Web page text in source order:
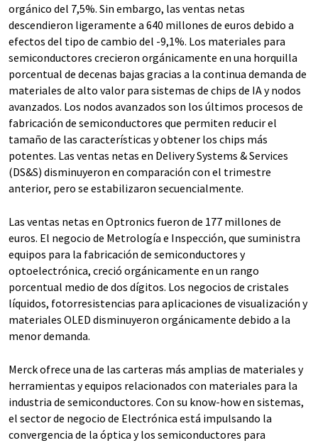
orgánico del 7,5%. Sin embargo, las ventas netas
descendieron ligeramente a 640 millones de euros debido a
efectos del tipo de cambio del -9,1%. Los materiales para
semiconductores crecieron orgánicamente en una horquilla
porcentual de decenas bajas gracias a la continua demanda de
materiales de alto valor para sistemas de chips de IA y nodos
avanzados. Los nodos avanzados son los últimos procesos de
fabricación de semiconductores que permiten reducir el
tamaño de las características y obtener los chips más
potentes. Las ventas netas en Delivery Systems & Services
(DS&S) disminuyeron en comparación con el trimestre
anterior, pero se estabilizaron secuencialmente.
Las ventas netas en Optronics fueron de 177 millones de
euros. El negocio de Metrología e Inspección, que suministra
equipos para la fabricación de semiconductores y
optoelectrónica, creció orgánicamente en un rango
porcentual medio de dos dígitos. Los negocios de cristales
líquidos, fotorresistencias para aplicaciones de visualización y
materiales OLED disminuyeron orgánicamente debido a la
menor demanda.
Merck ofrece una de las carteras más amplias de materiales y
herramientas y equipos relacionados con materiales para la
industria de semiconductores. Con su know-how en sistemas,
el sector de negocio de Electrónica está impulsando la
convergencia de la óptica y los semiconductores para